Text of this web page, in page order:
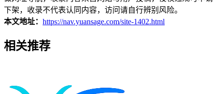
下架，收录不代表认同内容，访问请自行辨别风险。
本文地址： https://nav.yuansage.com/site-1402.html
相关推荐